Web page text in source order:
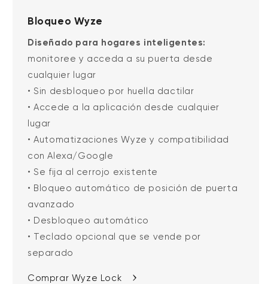
Bloqueo Wyze
Diseñado para hogares inteligentes:
monitoree y acceda a su puerta desde
cualquier lugar
• Sin desbloqueo por huella dactilar
• Accede a la aplicación desde cualquier
lugar
• Automatizaciones Wyze y compatibilidad
con Alexa/Google
• Se fija al cerrojo existente
• Bloqueo automático de posición de puerta
avanzado
• Desbloqueo automático
• Teclado opcional que se vende por
separado
Comprar Wyze Lock